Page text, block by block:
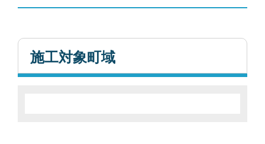
施工対象町域